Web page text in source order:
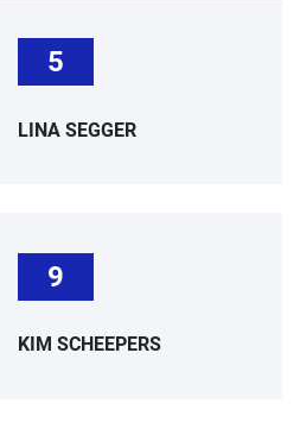
5
LINA SEGGER
9
KIM SCHEEPERS